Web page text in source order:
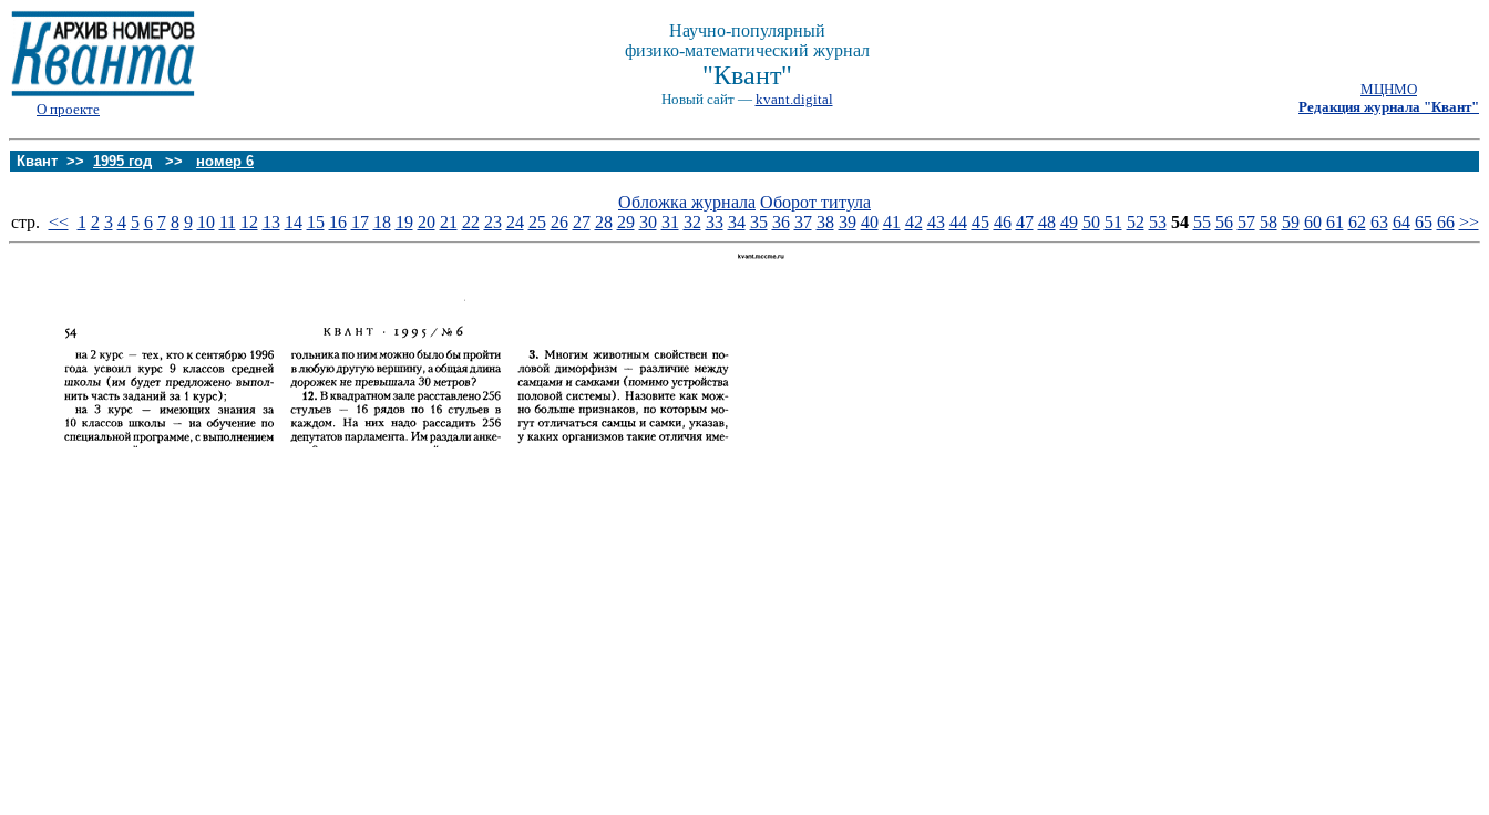
О проекте
Научно-популярный
физико-математический журнал
"Квант"
Новый сайт — kvant.digital
МЦНМО
Редакция журнала "Квант"
Квант >> 1995 год >> номер 6
Обложка журнала Оборот титула
стp. << 1 2 3 4 5 6 7 8 9 10 11 12 13 14 15 16 17 18 19 20 21 22 23 24 25 26 27 28 29 30 31 32 33 34 35 36 37 38 39 40 41 42 43 44 45 46 47 48 49 50 51 52 53 54 55 56 57 58 59 60 61 62 63 64 65 66 >>